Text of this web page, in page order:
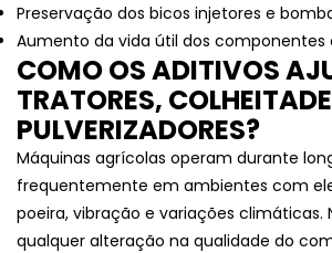
Preservação dos bicos injetores e
Aumento da vida útil dos componentes
COMO OS ADITIVOS
TRATORES,
PULVERIZADORES?
Máquinas agrícolas operam durante
frequentemente em ambientes com
poeira, vibração e variações climáticas.
qualquer alteração na qualidade do